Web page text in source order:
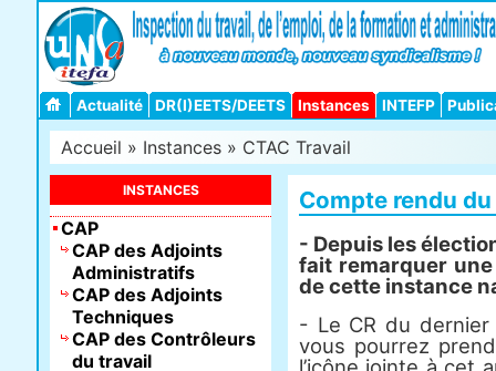
Actualité DR(I)EETS/DEETS Instances INTEFP
Accueil » Instances » CTAC Travail
Compte rendu
- Depuis les
fait remarquer
de cette instance
- Le CR du
vous pourrez
INSTANCES
CAP
CAP des Adjoints
Administratifs
CAP des Adjoints
Techniques
CAP des Contrôleurs
du travail